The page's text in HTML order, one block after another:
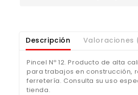
Descripción Valoraciones
Pincel Nº 12. Producto de alta
para trabajos en construcción,
ferretería. Consulta su uso
tienda.